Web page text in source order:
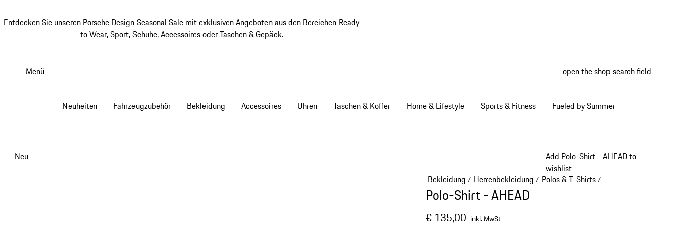
Entdecken Sie unseren Porsche Design Seasonal Sale mit exklusiven Angeboten aus den Bereichen Ready
to Wear,Sport,Schuhe,AccessoiresoderTaschen & Gepäck.
Hauptinhalt
Menü open the shop search field
Neuheiten Fahrzeugzubehör Bekleidung Accessoires Uhren Taschen & Koffer Home & Lifestyle Sports & Fitness Fueled by Summer
Add Polo-Shirt - AHEAD to
wishlist
Neu
Bekleidung / Herrenbekleidung / Polos & T-Shirts/
Polo-Shirt - AHEAD
€ 135,00 inkl. MwSt